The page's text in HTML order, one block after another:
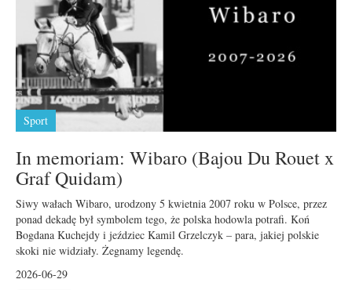
Sport
In memoriam: Wibaro (Bajou Du Rouet x
Graf Quidam)
Siwy wałach Wibaro, urodzony 5 kwietnia 2007 roku w Polsce, przez
ponad dekadę był symbolem tego, że polska hodowla potrafi. Koń
Bogdana Kuchejdy i jeździec Kamil Grzelczyk – para, jakiej polskie
skoki nie widziały. Żegnamy legendę.
2026-06-29